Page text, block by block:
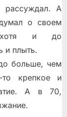
рассуждал. А
о своем
хотя и до
и плыть.
больше, чем
крепкое и
А в 70,